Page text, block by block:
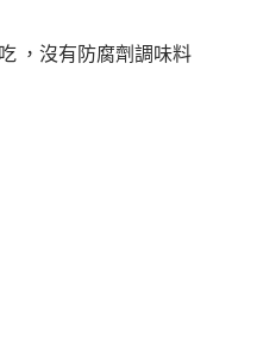
，沒有防腐劑調味料